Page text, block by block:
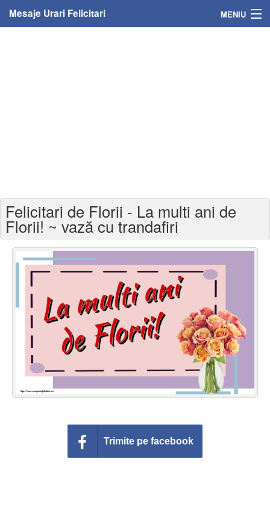
Mesaje Urari Felicitari MENIU
Felicitari varsta
Felicitari zilele anului
Felicitari zile saptamana
Felicitari muzicale
Felicitari muzicale personalizate
Felicitari animate
Invitatii personalizate
Conecteaza-te
Felicitari de Florii - La multi ani de
Florii! ~ vază cu trandafiri
Trimite pe facebook